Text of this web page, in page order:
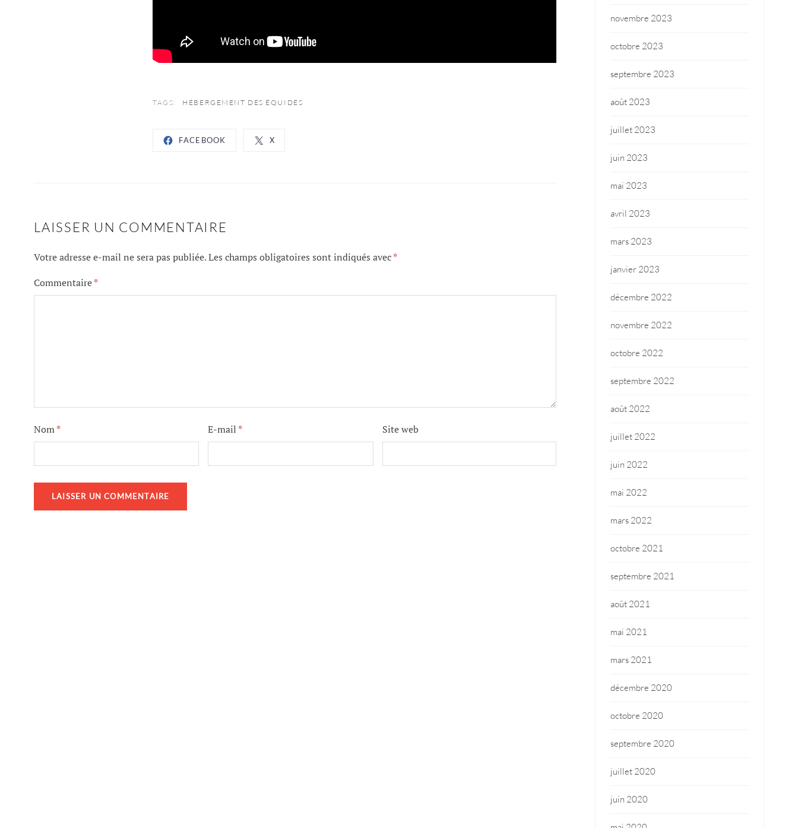
TAGS: HÉBERGEMENT DES ÉQUIDÉS
FACEBOOK X
LAISSER UN COMMENTAIRE
Votre adresse e-mail ne sera pas publiée.Les champs obligatoires sont indiqués avec*
Commentaire*
Nom* E-mail * Site web
novembre 2023
octobre 2023
septembre 2023
août 2023
juillet 2023
juin 2023
mai 2023
avril 2023
mars 2023
janvier 2023
décembre 2022
novembre 2022
octobre 2022
septembre 2022
août 2022
juillet 2022
juin 2022
mai 2022
mars 2022
octobre 2021
septembre 2021
août 2021
mai 2021
mars 2021
décembre 2020
octobre 2020
septembre 2020
juillet 2020
juin 2020